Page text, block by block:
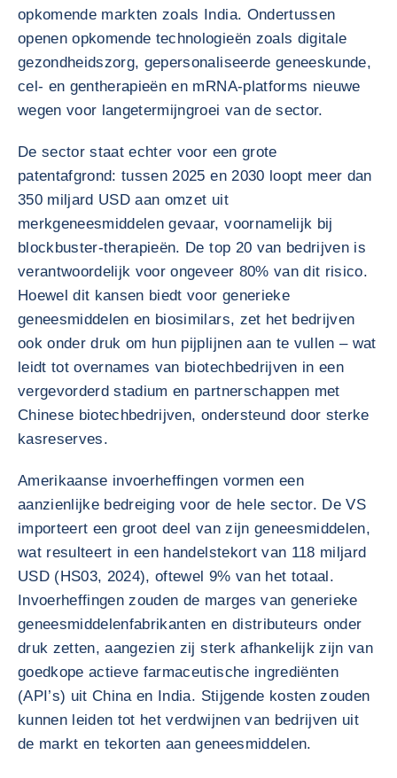
opkomende markten zoals India. Ondertussen
openen opkomende technologieën zoals digitale
gezondheidszorg, gepersonaliseerde geneeskunde,
cel- en gentherapieën en mRNA-platforms nieuwe
wegen voor langetermijngroei van de sector.
De sector staat echter voor een grote
patentafgrond: tussen 2025 en 2030 loopt meer dan
350 miljard USD aan omzet uit
merkgeneesmiddelen gevaar, voornamelijk bij
blockbuster-therapieën. De top 20 van bedrijven is
verantwoordelijk voor ongeveer 80% van dit risico.
Hoewel dit kansen biedt voor generieke
geneesmiddelen en biosimilars, zet het bedrijven
ook onder druk om hun pijplijnen aan te vullen – wat
leidt tot overnames van biotechbedrijven in een
vergevorderd stadium en partnerschappen met
Chinese biotechbedrijven, ondersteund door sterke
kasreserves.
Amerikaanse invoerheffingen vormen een
aanzienlijke bedreiging voor de hele sector. De VS
importeert een groot deel van zijn geneesmiddelen,
wat resulteert in een handelstekort van 118 miljard
USD (HS03, 2024), oftewel 9% van het totaal.
Invoerheffingen zouden de marges van generieke
geneesmiddelenfabrikanten en distributeurs onder
druk zetten, aangezien zij sterk afhankelijk zijn van
goedkope actieve farmaceutische ingrediënten
(API’s) uit China en India. Stijgende kosten zouden
kunnen leiden tot het verdwijnen van bedrijven uit
de markt en tekorten aan geneesmiddelen.